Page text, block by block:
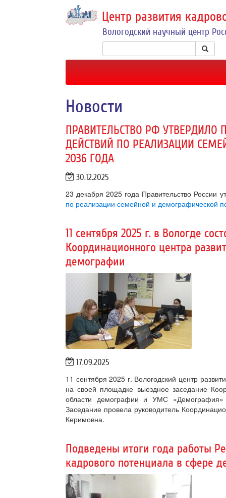
Центр развития
Вологодский научный центр
Новости
ПРАВИТЕЛЬСТВО РФ УТВЕРДИЛО
ДЕЙСТВИЙ ПО РЕАЛИЗАЦИИ
2036 ГОДА
30.12.2025
23 декабря 2025 года Правительство России
по реализации семейной и демографической
11 сентября 2025 г. в Вологде
Координационного центра
демографии
17.09.2025
11 сентября 2025 г. Вологодский центр
на своей площадке выездное заседание
области демографии и УМС
Заседание провела руководитель
Керимовна.
Подведены итоги года работы
кадрового потенциала в сфере